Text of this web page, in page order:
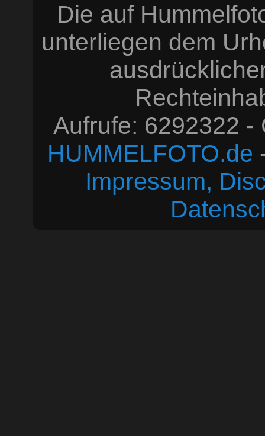
Die auf
unterliegen dem
Aufrufe: 6292322
HUMMELFOTO.de
Impressum,